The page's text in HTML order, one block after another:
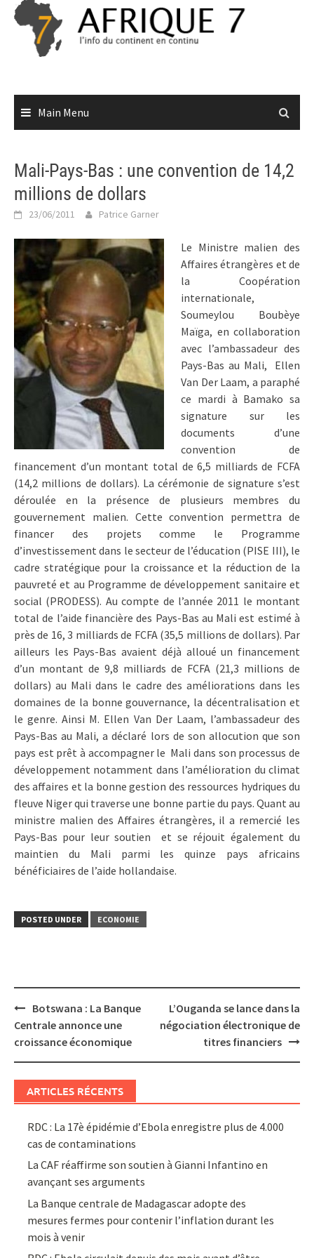
Skip
content
Main Menu
Mali-Pays-Bas : une convention de 14,2
millions de dollars
23/06/2011 Patrice Garner
Le Ministre malien des
Affaires étrangères et de
la Coopération
internationale,
Soumeylou Boubèye
Maïga, en collaboration
avec l’ambassadeur des
Pays-Bas au Mali, Ellen
Van Der Laam, a paraphé
ce mardi à Bamako sa
signature sur les
documents d’une
convention de
financement d’un montant total de 6,5 milliards de FCFA
(14,2 millions de dollars). La cérémonie de signature s’est
déroulée en la présence de plusieurs membres du
gouvernement malien. Cette convention permettra de
financer des projets comme le Programme
d’investissement dans le secteur de l’éducation (PISE III), le
cadre stratégique pour la croissance et la réduction de la
pauvreté et au Programme de développement sanitaire et
social (PRODESS). Au compte de l’année 2011 le montant
total de l’aide financière des Pays-Bas au Mali est estimé à
près de 16, 3 milliards de FCFA (35,5 millions de dollars). Par
ailleurs les Pays-Bas avaient déjà alloué un financement
d’un montant de 9,8 milliards de FCFA (21,3 millions de
dollars) au Mali dans le cadre des améliorations dans les
domaines de la bonne gouvernance, la décentralisation et
le genre. Ainsi M. Ellen Van Der Laam, l’ambassadeur des
Pays-Bas au Mali, a déclaré lors de son allocution que son
pays est prêt à accompagner le Mali dans son processus de
développement notamment dans l’amélioration du climat
des affaires et la bonne gestion des ressources hydriques du
fleuve Niger qui traverse une bonne partie du pays. Quant au
ministre malien des Affaires étrangères, il a remercié les
Pays-Bas pour leur soutien et se réjouit également du
maintien du Mali parmi les quinze pays africains
bénéficiaires de l’aide hollandaise.
POSTED UNDER ECONOMIE
Post
navigation
Botswana : La Banque
Centrale annonce une
croissance économique
L’Ouganda se lance dans la
négociation électronique de
titres financiers
ARTICLES RÉCENTS
RDC : La 17è épidémie d’Ebola enregistre plus de 4.000
cas de contaminations
La CAF réaffirme son soutien à Gianni Infantino en
avançant ses arguments
La Banque centrale de Madagascar adopte des
mesures fermes pour contenir l’inflation durant les
mois à venir